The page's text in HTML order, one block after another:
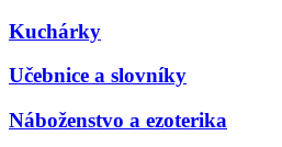
Kuchárky
Učebnice a slovníky
Náboženstvo a ezoterika